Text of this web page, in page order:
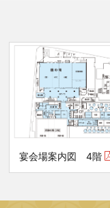
宴会場案内図 4階